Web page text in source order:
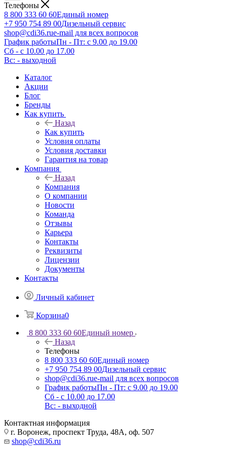
Телефоны
8 800 333 60 60Единый номер
+7 950 754 89 00Дизельный сервис
shop@cdi36.rue-mail для всех вопросов
График работыПн - Пт: с 9.00 до 19.00
Сб - с 10.00 до 17.00
Вс: - выходной
Каталог
Акции
Блог
Бренды
Как купить
Назад
Как купить
Условия оплаты
Условия доставки
Гарантия на товар
Компания
Назад
Компания
О компании
Новости
Команда
Отзывы
Карьера
Контакты
Реквизиты
Лицензии
Документы
Контакты
Личный кабинет
Корзина0
8 800 333 60 60Единый номер
Назад
Телефоны
8 800 333 60 60Единый номер
+7 950 754 89 00Дизельный сервис
shop@cdi36.rue-mail для всех вопросов
График работыПн - Пт: с 9.00 до 19.00
Сб - с 10.00 до 17.00
Вс: - выходной
Контактная информация
г. Воронеж, проспект Труда, 48А, оф. 507
shop@cdi36.ru